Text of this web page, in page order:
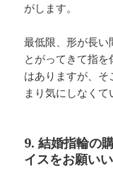
がします。
最低限、形が長
とがってきて指
はありますが、
まり気にしなくて
9. 結婚指輪の
イスをお願い